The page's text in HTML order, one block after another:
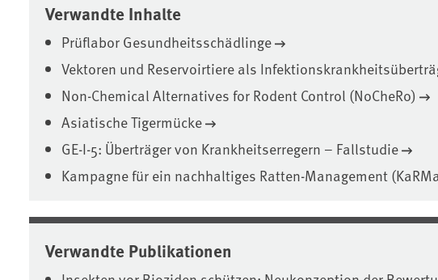
Verwandte Inhalte
Prüflabor Gesundheitsschädlinge
Vektoren und Reservoirtiere als
Non-Chemical Alternatives for Rodent Control (NoCheRo)
Asiatische Tigermücke
GE-I-5: Überträger von Krankheitserregern – Fallstudie
Kampagne für ein nachhaltiges Ratten-Management
Verwandte Publikationen